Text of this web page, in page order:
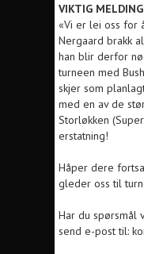
VIKTIG MELDING
«Vi er lei oss for
Nergaard brakk
han blir derfor
turneen med
skjer som
med en av de
Storløkken
erstatning!
Håper dere
gleder oss til
Har du spørsmål
send e-post til: